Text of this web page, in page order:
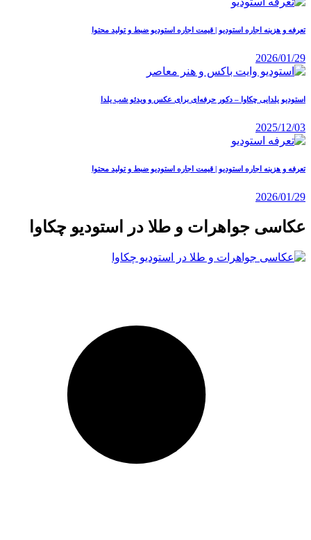
تعرفه و هزینه اجاره استودیو | قیمت اجاره استودیو ضبط و تولید محتوا
2026/01/29
استودیو یلدایی چکاوا – دکور حرفه‌ای برای عکس و ویدئو شب یلدا
2025/12/03
تعرفه و هزینه اجاره استودیو | قیمت اجاره استودیو ضبط و تولید محتوا
2026/01/29
عکاسی جواهرات و طلا در استودیو چکاوا